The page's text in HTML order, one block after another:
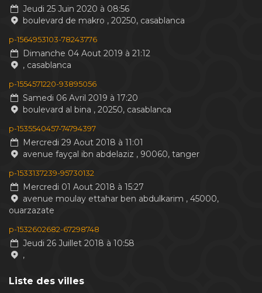
Jeudi 25 Juin 2020 à 08:56
boulevard de makro , 20250, casablanca
p-1564953103-78243776
Dimanche 04 Aout 2019 à 21:12
, casablanca
p-1554571220-93895056
Samedi 06 Avril 2019 à 17:20
boulevard al bina , 20250, casablanca
p-1535540457-74794397
Mercredi 29 Aout 2018 à 11:01
avenue fayçal ibn abdelaziz , 90060, tanger
p-1533137239-95730132
Mercredi 01 Aout 2018 à 15:27
avenue moulay ettahar ben abdulkarim , 45000,
ouarzazate
p-1532602682-67298748
Jeudi 26 Juillet 2018 à 10:58
,
Liste des villes